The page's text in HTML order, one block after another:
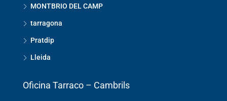
MONTBRIO DEL CAMP
tarragona
Pratdip
Lleida
Oficina Tarraco – Cambrils